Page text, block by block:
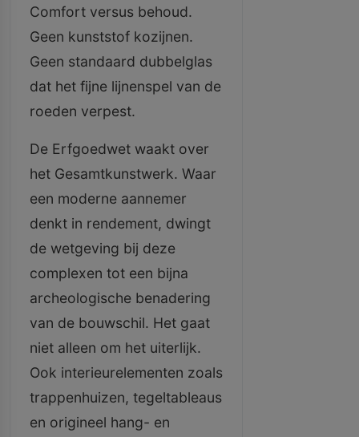
Comfort versus behoud.
Geen kunststof kozijnen.
Geen standaard dubbelglas
dat het fijne lijnenspel van de
roeden verpest.
De Erfgoedwet waakt over
het Gesamtkunstwerk. Waar
een moderne aannemer
denkt in rendement, dwingt
de wetgeving bij deze
complexen tot een bijna
archeologische benadering
van de bouwschil. Het gaat
niet alleen om het uiterlijk.
Ook interieurelementen zoals
trappenhuizen, tegeltableaus
en origineel hang- en